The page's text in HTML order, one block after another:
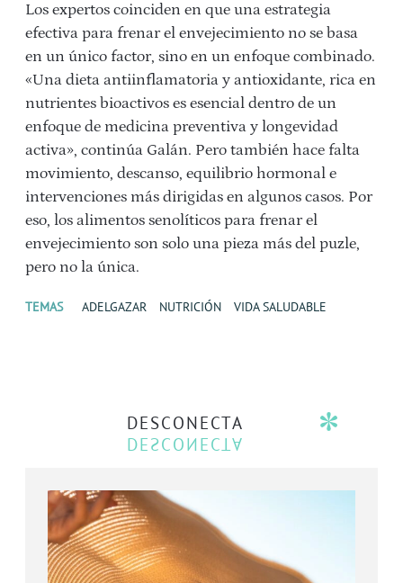
Los expertos coinciden en que una estrategia
efectiva para frenar el envejecimiento no se basa
en un único factor, sino en un enfoque combinado.
«Una dieta antiinflamatoria y antioxidante, rica en
nutrientes bioactivos es esencial dentro de un
enfoque de medicina preventiva y longevidad
activa», continúa Galán. Pero también hace falta
movimiento, descanso, equilibrio hormonal e
intervenciones más dirigidas en algunos casos. Por
eso, los alimentos senolíticos para frenar el
envejecimiento son solo una pieza más del puzle,
pero no la única.
TEMAS ADELGAZAR NUTRICIÓN VIDA SALUDABLE
DESCONECTA